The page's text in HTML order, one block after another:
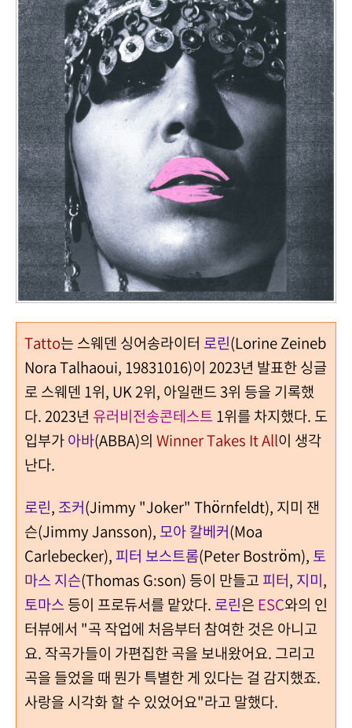
Tatto는 스웨덴 싱어송라이터 로린(Lorine Zeineb
Nora Talhaoui, 19831016)이 2023년 발표한 싱글
로 스웨덴 1위, UK 2위, 아일랜드 3위 등을 기록했
다. 2023년 유러비전송콘테스트1위를 차지했다. 도
입부가아바(ABBA)의 Winner Takes It All이 생각
난다.
로린, 조커(Jimmy "Joker" Thörnfeldt), 지미 잰
슨(Jimmy Jansson), 모아 칼베커(Moa
Carlebecker), 피터 보스트롬(Peter Boström), 토
마스 지슨(Thomas G:son) 등이 만들고 피터, 지미,
토마스등이 프로듀서를 맡았다. 로린은 ESC와의 인
터뷰에서 "곡 작업에 처음부터 참여한 것은 아니고
요. 작곡가들이 가편집한 곡을 보내왔어요. 그리고
곡을 들었을 때 뭔가 특별한 게 있다는 걸 감지했죠.
사랑을 시각화 할 수 있었어요"라고 말했다.